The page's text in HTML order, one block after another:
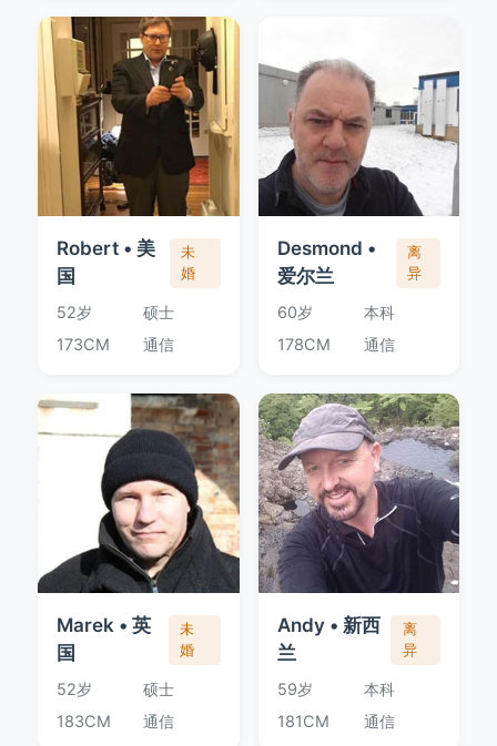
Robert • 美
国
未
婚
52岁
硕士
173CM
通信
Desmond •
爱尔兰
离
异
60岁
本科
178CM
通信
Marek • 英
国
未
婚
52岁
硕士
183CM
通信
Andy • 新西
兰
离
异
59岁
本科
181CM
通信